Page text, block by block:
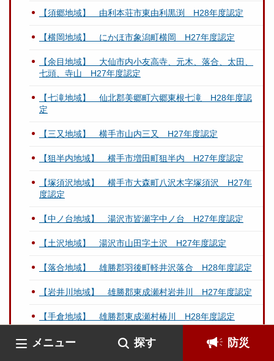
メニュー 探す 防災
【須郷地域】 由利本荘市東由利黒渕 H28年度認定
【横岡地域】 にかほ市象潟町横岡 H27年度認定
【余目地域】 大仙市内小友高寺、元木、落合、太田、
七頭、寺山 H27年度認定
【七滝地域】 仙北郡美郷町六郷東根七滝 H28年度認
定
【三又地域】 横手市山内三又 H27年度認定
【狙半内地域】 横手市増田町狙半内 H27年度認定
【塚須沢地域】 横手市大森町八沢木字塚須沢 H27年
度認定
【中ノ台地域】 湯沢市皆瀬字中ノ台 H27年度認定
【土沢地域】 湯沢市山田字土沢 H27年度認定
【落合地域】 雄勝郡羽後町軽井沢落合 H28年度認定
【岩井川地域】 雄勝郡東成瀬村岩井川 H27年度認定
【手倉地域】 雄勝郡東成瀬村椿川 H28年度認定
平成２８年度ふるさと秋田農林水産大賞 受賞者の業績